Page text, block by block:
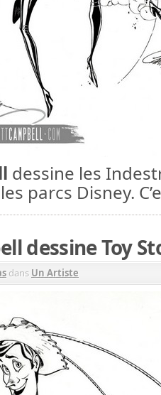
dessine les
parcs Disney.
dessine Toy
dans Un Artiste